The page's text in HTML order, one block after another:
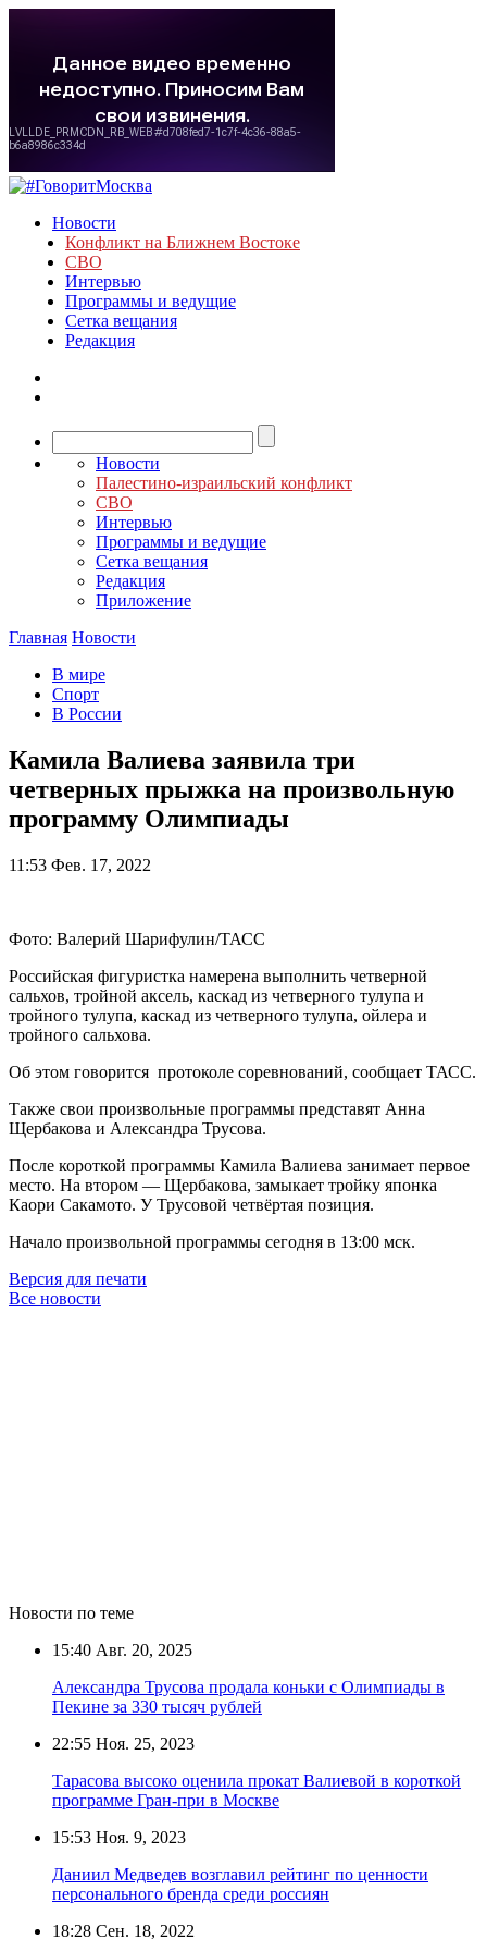
Новости
Конфликт на Ближнем Востоке
СВО
Интервью
Программы и ведущие
Сетка вещания
Редакция
Новости
Палестино-израильский конфликт
СВО
Интервью
Программы и ведущие
Сетка вещания
Редакция
Приложение
Главная Новости
В мире
Спорт
В России
Камила Валиева заявила три
четверных прыжка на произвольную
программу Олимпиады
11:53 Фев. 17, 2022
Фото: Валерий Шарифулин/ТАСС
Российская фигуристка намерена выполнить четверной
сальхов, тройной аксель, каскад из четверного тулупа и
тройного тулупа, каскад из четверного тулупа, ойлера и
тройного сальхова.
Об этом говорится протоколе соревнований, сообщает ТАСС.
Также свои произвольные программы представят Анна
Щербакова и Александра Трусова.
После короткой программы Камила Валиева занимает первое
место. На втором — Щербакова, замыкает тройку японка
Каори Сакамото. У Трусовой четвёртая позиция.
Начало произвольной программы сегодня в 13:00 мск.
Версия для печати
Все новости
Новости по теме
15:40 Авг. 20, 2025
Александра Трусова продала коньки с Олимпиады в
Пекине за 330 тысяч рублей
22:55 Ноя. 25, 2023
Тарасова высоко оценила прокат Валиевой в короткой
программе Гран-при в Москве
15:53 Ноя. 9, 2023
Даниил Медведев возглавил рейтинг по ценности
персонального бренда среди россиян
18:28 Сен. 18, 2022